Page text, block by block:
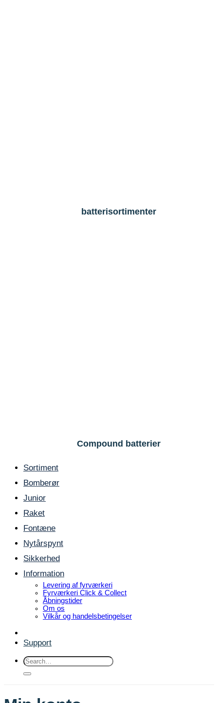
batterisortimenter
Compound batterier
Sortiment
Bomberør
Junior
Raket
Fontæne
Nytårspynt
Sikkerhed
Information
Levering af fyrværkeri
Fyrværkeri Click & Collect
Åbningstider
Om os
Vilkår og handelsbetingelser
Support
Search
for: